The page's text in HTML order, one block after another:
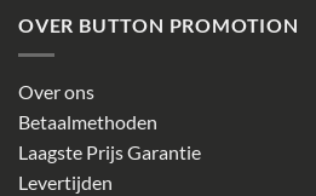
OVER BUTTON PROMOTION
Over ons
Betaalmethoden
Laagste Prijs Garantie
Levertijden